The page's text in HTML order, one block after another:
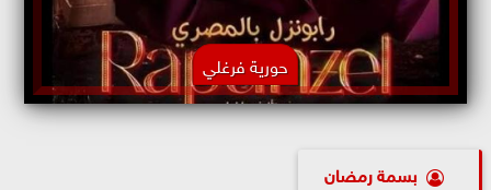
حورية فرغلي
بسمة رمضان